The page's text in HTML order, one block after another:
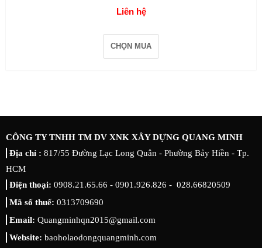
Liên hệ
CHỌN MUA
CÔNG TY TNHH TM DV XNK XÂY DỰNG QUANG MINH
Địa chỉ : 817/55 Đường Lạc Long Quân - Phường Bảy Hiền - Tp.
HCM
Điện thoại: 0908.21.65.66 - 0901.926.826 - 028.66820509
Mã số thuế: 0313709690
Email: Quangminhqn2015@gmail.com
Website: baoholaodongquangminh.com